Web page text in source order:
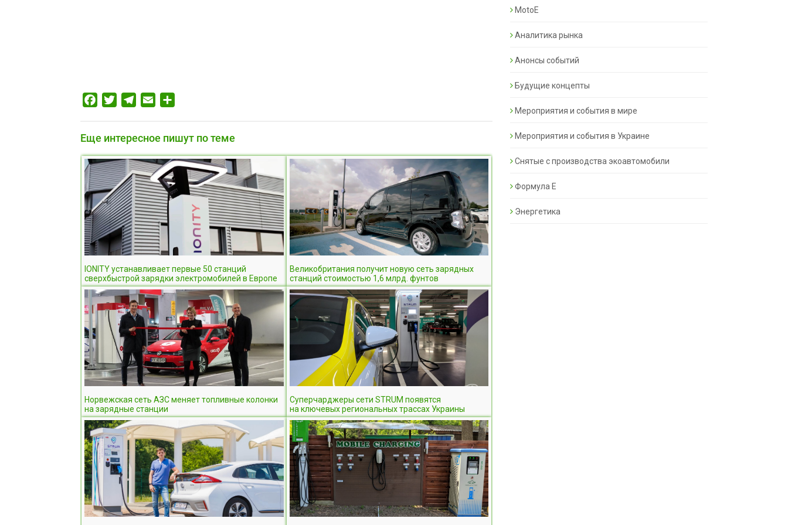
FacebookTwitterTelegram
Email
Еще интересное пишут по теме
IONITY устанавливает первые 50 станций
сверхбыстрой зарядки электромобилей в Европе
Великобритания получит новую сеть зарядных
станций стоимостью 1,6 млрд. фунтов
Норвежская сеть АЗС меняет топливные колонки
на зарядные станции
Суперчарджеры сети STRUM появятся
на ключевых региональных трассах Украины
MotoE
Аналитика рынка
Анонсы событий
Будущие концепты
Мероприятия и события в мире
Мероприятия и события в Украине
Снятые с производства экоавтомобили
Формула Е
Энергетика